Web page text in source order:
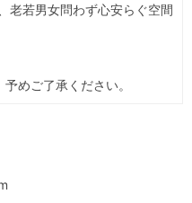
老若男女問わず心安らぐ空間
めご了承ください。